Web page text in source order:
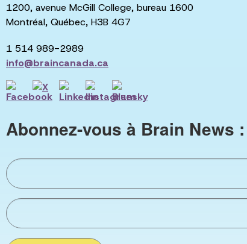
1200, avenue McGill College, bureau 1600
Montréal, Québec, H3B 4G7
1 514 989-2989
info@braincanada.ca
Abonnez-vous à Brain News :